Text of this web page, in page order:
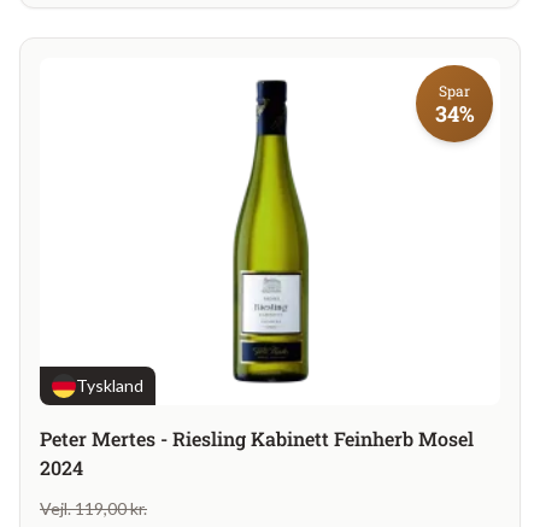
Spar
34%
Tyskland
Peter Mertes - Riesling Kabinett Feinherb Mosel
2024
Vejl. 119,00 kr.